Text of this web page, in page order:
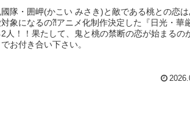
國隊・囲岬(かこい みさき)と敵である桃との恋は
象になるの⁈アニメ化制作決定した『日光・華
人！！果たして、鬼と桃の禁断の恋が始まるの
お付き合い下さい。